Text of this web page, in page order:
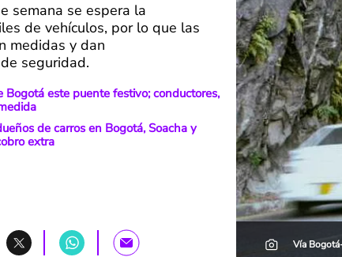
semana se espera la
de vehículos, por lo que las
medidas y dan
seguridad.
Bogotá este puente festivo; conductores,
de carros en Bogotá, Soacha y
extra
Vía